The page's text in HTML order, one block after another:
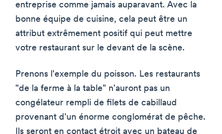
entreprise comme jamais auparavant. Avec la
bonne équipe de cuisine, cela peut être un
attribut extrêmement positif qui peut mettre
votre restaurant sur le devant de la scène.
Prenons l'exemple du poisson. Les restaurants
"de la ferme à la table" n'auront pas un
congélateur rempli de filets de cabillaud
provenant d'un énorme conglomérat de pêche.
Ils seront en contact étroit avec un bateau de